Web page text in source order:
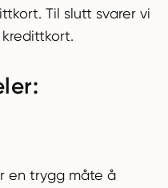
Til slutt svarer vi
en trygg måte å